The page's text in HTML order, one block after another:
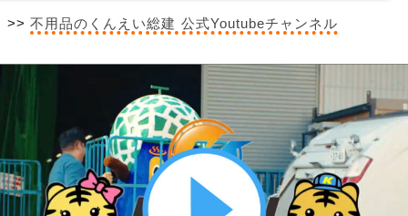
>> 不用品のくんえい総建 公式Youtubeチャンネル